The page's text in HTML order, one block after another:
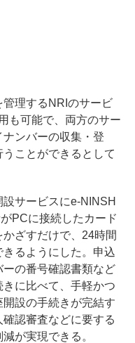
理するNRIのサービ
も可能で、両方のサー
ンバーの収集・登
ことができるとして
サービスにe-NINSH
PCに接続したカード
ざすだけで、24時間
るようにした。申込
の番号確認書類など
に比べて、手軽かつ
設の手続きが完結す
認審査などに要する
が実現できる。